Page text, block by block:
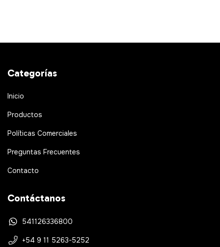
Categorías
Inicio
Productos
Políticas Comerciales
Preguntas Frecuentes
Contacto
Contáctanos
541126336800
+54 9 11 5263-5252